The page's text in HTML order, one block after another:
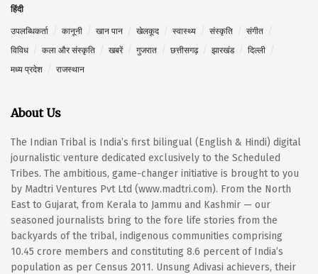
हिंदी
उपलब्धिकर्ता कानूनी खान पान खेलकूद स्वास्थ्य संस्कृति
संगीत
विविध
कला और संस्कृति खबरें गुजरात छत्तीसगढ़ झारखंड
दिल्ली
मध्य प्रदेश
राजस्थान
About Us
The Indian Tribal is India’s first bilingual (English & Hindi) digital
journalistic venture dedicated exclusively to the Scheduled
Tribes. The ambitious, game-changer initiative is brought to you
by Madtri Ventures Pvt Ltd (www.madtri.com). From the North
East to Gujarat, from Kerala to Jammu and Kashmir — our
seasoned journalists bring to the fore life stories from the
backyards of the tribal, indigenous communities comprising
10.45 crore members and constituting 8.6 percent of India’s
population as per Census 2011. Unsung Adivasi achievers, their